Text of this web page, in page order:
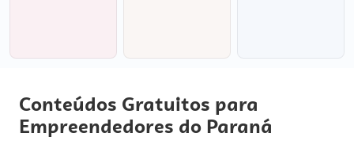
Conteúdos Gratuitos para
Empreendedores do Paraná